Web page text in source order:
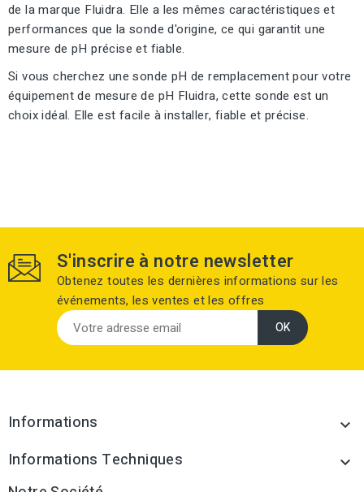
de la marque Fluidra. Elle a les mêmes caractéristiques et
performances que la sonde d'origine, ce qui garantit une
mesure de pH précise et fiable.
Si vous cherchez une sonde pH de remplacement pour votre
équipement de mesure de pH Fluidra, cette sonde est un
choix idéal. Elle est facile à installer, fiable et précise.
S'inscrire à notre newsletter
Obtenez toutes les dernières informations sur les
événements, les ventes et les offres
Informations 
Informations Techniques 